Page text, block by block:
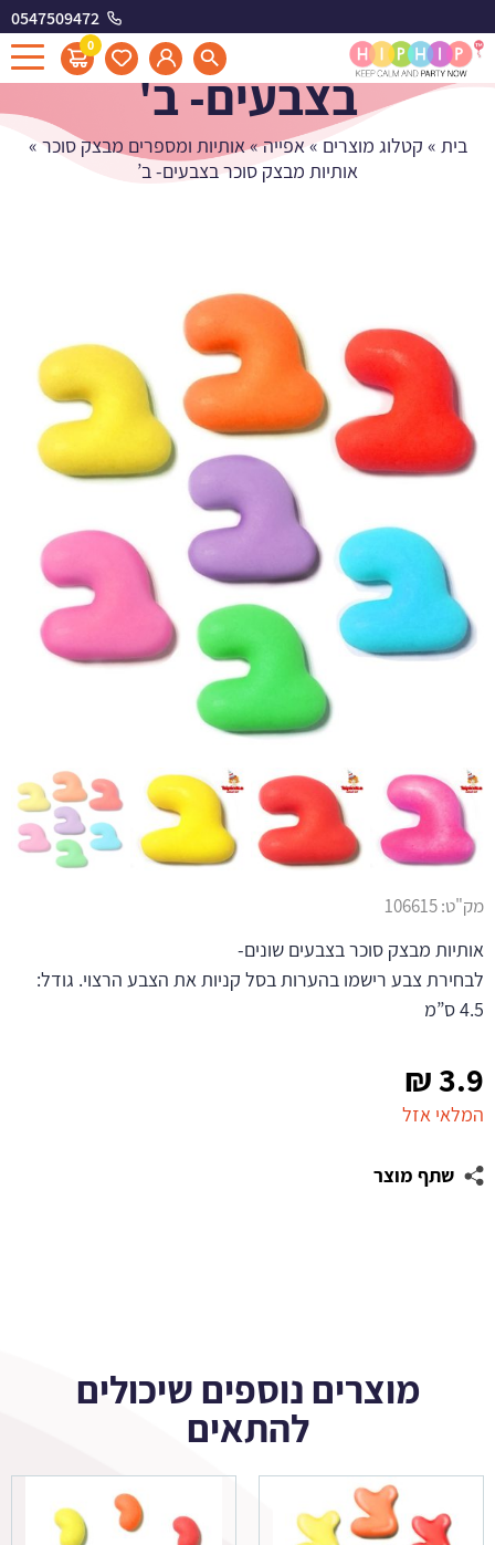
0547509472
0
אותיות מבצק סוכר
בצבעים- ב'
בית » קטלוג מוצרים »אפייה»אותיות ומספרים מבצק סוכר »
אותיות מבצק סוכר בצבעים- ב’
3.9
₪
המלאי אזל
שתף מוצר
מק"ט:106615
אותיות מבצק סוכר בצבעים שונים-
לבחירת צבע רישמו בהערות בסל קניות את הצבע הרצוי. גודל:
4.5 ס”מ
מוצרים נוספים שיכולים
להתאים